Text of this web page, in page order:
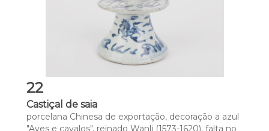
22
Castiçal de saia
porcelana Chinesa de exportação, decoração a azul
"Aves e cavalos", reinado Wanli (1573-1620), falta no